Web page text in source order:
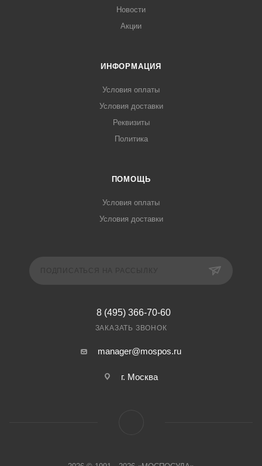
Новости
Акции
ИНФОРМАЦИЯ
Условия оплаты
Условия доставки
Реквизиты
Политика
ПОМОЩЬ
Условия оплаты
Условия доставки
8 (495) 366-70-60
ЗАКАЗАТЬ ЗВОНОК
manager@mospos.ru
г. Москва